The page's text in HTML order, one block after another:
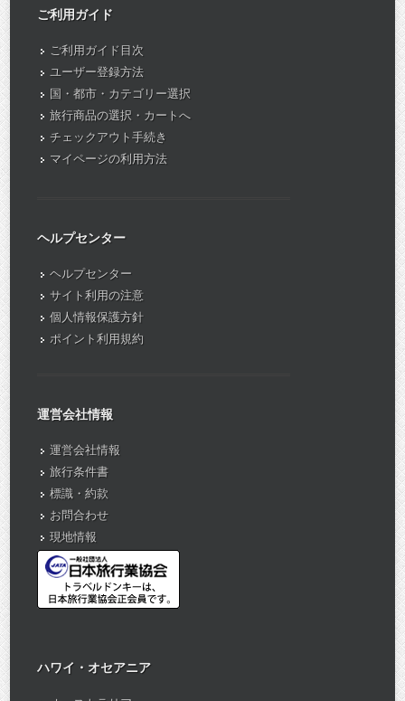
ご利用ガイド
ご利用ガイド目次
ユーザー登録方法
国・都市・カテゴリー選択
旅行商品の選択・カートへ
チェックアウト手続き
マイページの利用方法
ヘルプセンター
ヘルプセンター
サイト利用の注意
個人情報保護方針
ポイント利用規約
運営会社情報
運営会社情報
旅行条件書
標識・約款
お問合わせ
現地情報
ハワイ・オセアニア